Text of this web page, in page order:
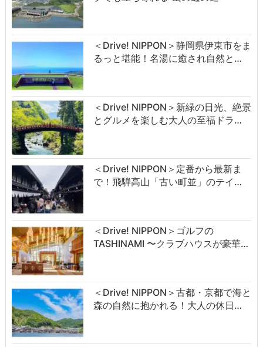
＜Drive! NIPPON＞静岡県伊東市をま
るっと堪能！名湯に癒され自然と…
＜Drive! NIPPON＞新緑の日光、絶景
とグルメを楽しむ大人の至福ドラ…
＜Drive! NIPPON＞定番から最新ま
で！飛騨高山「古い町並」のテイ…
＜Drive! NIPPON＞ゴルフの
TASHINAMI 〜クラブハウスが豪華…
＜Drive! NIPPON＞古都・京都で海と
森の自然に抱かれる！大人の休日…